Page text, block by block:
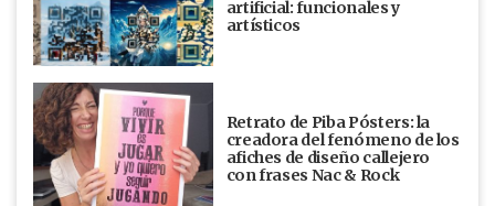
artificial: funcionales y
artísticos
Retrato de Piba Pósters: la
creadora del fenómeno de los
afiches de diseño callejero
con frases Nac & Rock